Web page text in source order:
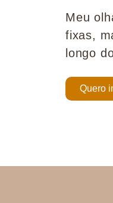
Meu
fixas,
longo
Quero